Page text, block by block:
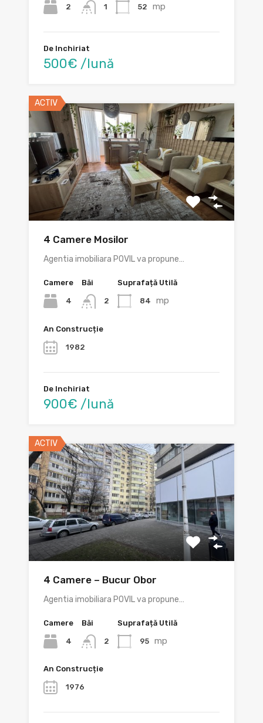
2 1 52 mp
De Inchiriat
500€ /lună
ACTIV
4 Camere Mosilor
Agentia imobiliara POVIL va propune…
Camere
4
Băi
2
Suprafață Utilă
84 mp
An Construcție
1982
De Inchiriat
900€ /lună
ACTIV
4 Camere – Bucur Obor
Agentia imobiliara POVIL va propune…
Camere
4
Băi
2
Suprafață Utilă
95 mp
An Construcție
1976